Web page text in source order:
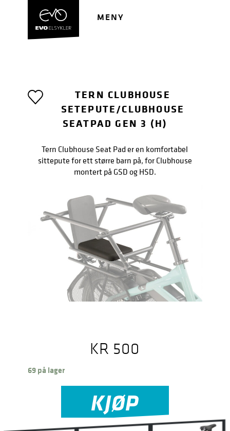
navigasjon
MENY
TERN CLUBHOUSE
SETEPUTE/CLUBHOUSE
SEATPAD GEN 3 (H)
Tern Clubhouse Seat Pad er en komfortabel
sittepute for ett større barn på, for Clubhouse
montert på GSD og HSD.
KR 500
69 på lager
KJØP